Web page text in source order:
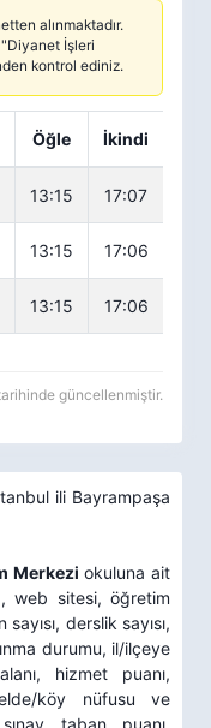
alınmaktadır.
İşleri
kontrol ediniz.
Öğle İkindi
13:15 17:07
13:15 17:06
13:15 17:06
güncellenmiştir.
ili Bayrampaşa
Merkezi okuluna ait
web sitesi, öğretim
derslik sayısı,
durumu, il/ilçeye
hizmet puanı,
köy nüfusu ve